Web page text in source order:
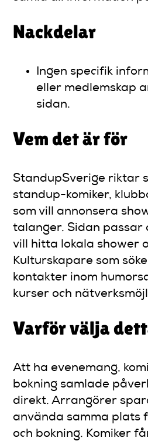
Nackdelar
Ingen specifik
eller medlemskap
sidan.
Vem det är för
StandupSverige riktar
standup-komiker,
som vill annonsera
talanger. Sidan passar
vill hitta lokala shower
Kulturskapare som
kontakter inom
kurser och
Varför välja
Att ha evenemang,
bokning samlade
direkt. Arrangörer
använda samma plats
och bokning. Komiker